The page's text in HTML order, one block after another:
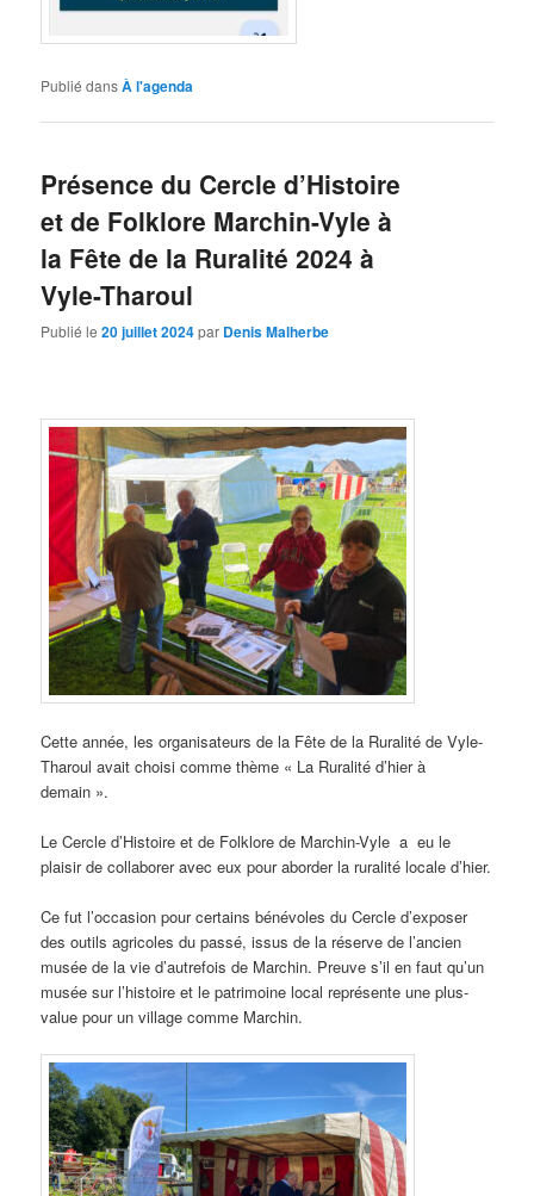
Publié dansÀ l'agenda
Présence du Cercle d’Histoire
et de Folklore Marchin-Vyle à
la Fête de la Ruralité 2024 à
Vyle-Tharoul
Publié le20 juillet 2024par Denis Malherbe
Cette année, les organisateurs de la Fête de la Ruralité de Vyle-
Tharoul avait choisi comme thème « La Ruralité d’hier à
demain ».
Le Cercle d’Histoire et de Folklore de Marchin-Vyle a eu le
plaisir de collaborer avec eux pour aborder la ruralité locale d’hier.
Ce fut l’occasion pour certains bénévoles du Cercle d’exposer
des outils agricoles du passé, issus de la réserve de l’ancien
musée de la vie d’autrefois de Marchin. Preuve s’il en faut qu’un
musée sur l’histoire et le patrimoine local représente une plus-
value pour un village comme Marchin.